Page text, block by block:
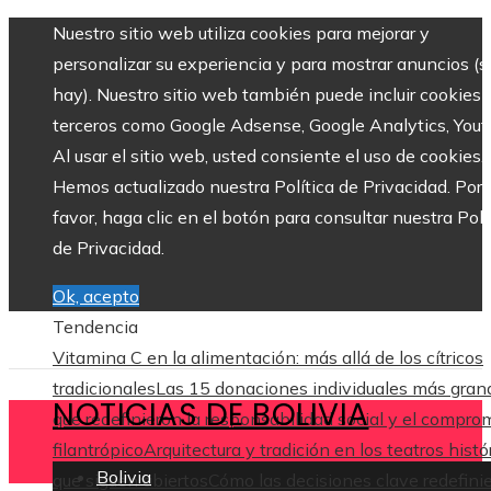
Nuestro sitio web utiliza cookies para mejorar y
personalizar su experiencia y para mostrar anuncios
hay). Nuestro sitio web también puede incluir cookies
terceros como Google Adsense, Google Analytics,
Al usar el sitio web, usted consiente el uso de cookies.
Hemos actualizado nuestra Política de Privacidad. Por
favor, haga clic en el botón para consultar nuestra
de Privacidad.
Ok, acepto
Tendencia
Vitamina C en la alimentación: más allá de los cítricos
tradicionalesLas 15 donaciones individuales más
que redefinieron la responsabilidad social y el
filantrópicoArquitectura y tradición en los teatros
que siguen abiertos
Cómo las decisiones clave
NOTICIAS DE BOLIVIA
Bolivia